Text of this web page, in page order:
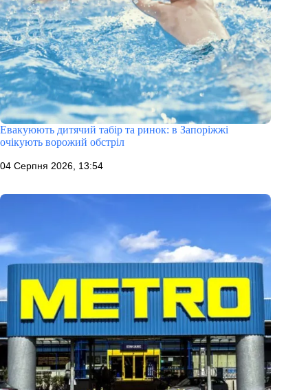
Евакуюють дитячий табір та ринок: в Запоріжжі
очікують ворожий обстріл
04 Серпня 2026, 13:54